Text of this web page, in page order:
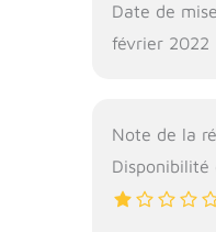
Date de
février 2022
Note de la
Disponibilité